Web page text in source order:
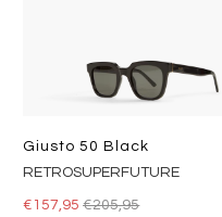
Giusto 50 Black
RETROSUPERFUTURE
€157,95€205,95